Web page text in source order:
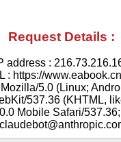
Request Details :
address :
: https://
5.0 (Linux;
537.36 (KHTML,
Mobile Safari/